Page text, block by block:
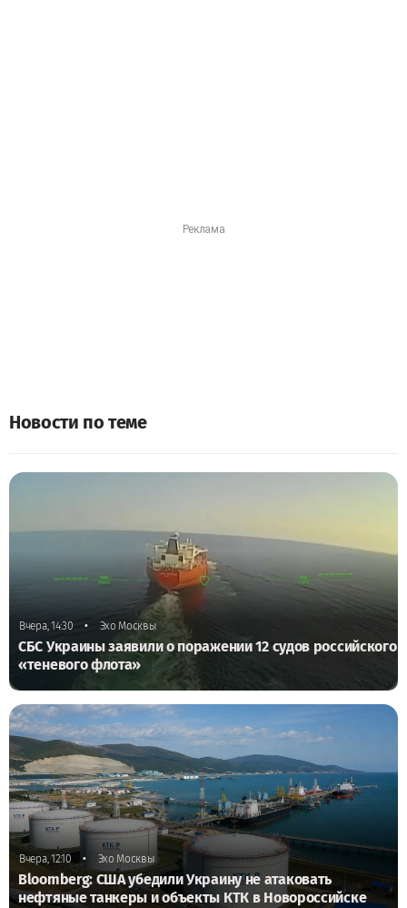
Новости по теме
Вчера, 14:30 • Эхо Москвы
СБС Украины заявили о поражении 12 судов российского
«теневого флота»
Вчера, 12:10 • Эхо Москвы
Bloomberg: США убедили Украину не атаковать
нефтяные танкеры и объекты КТК в Новороссийске